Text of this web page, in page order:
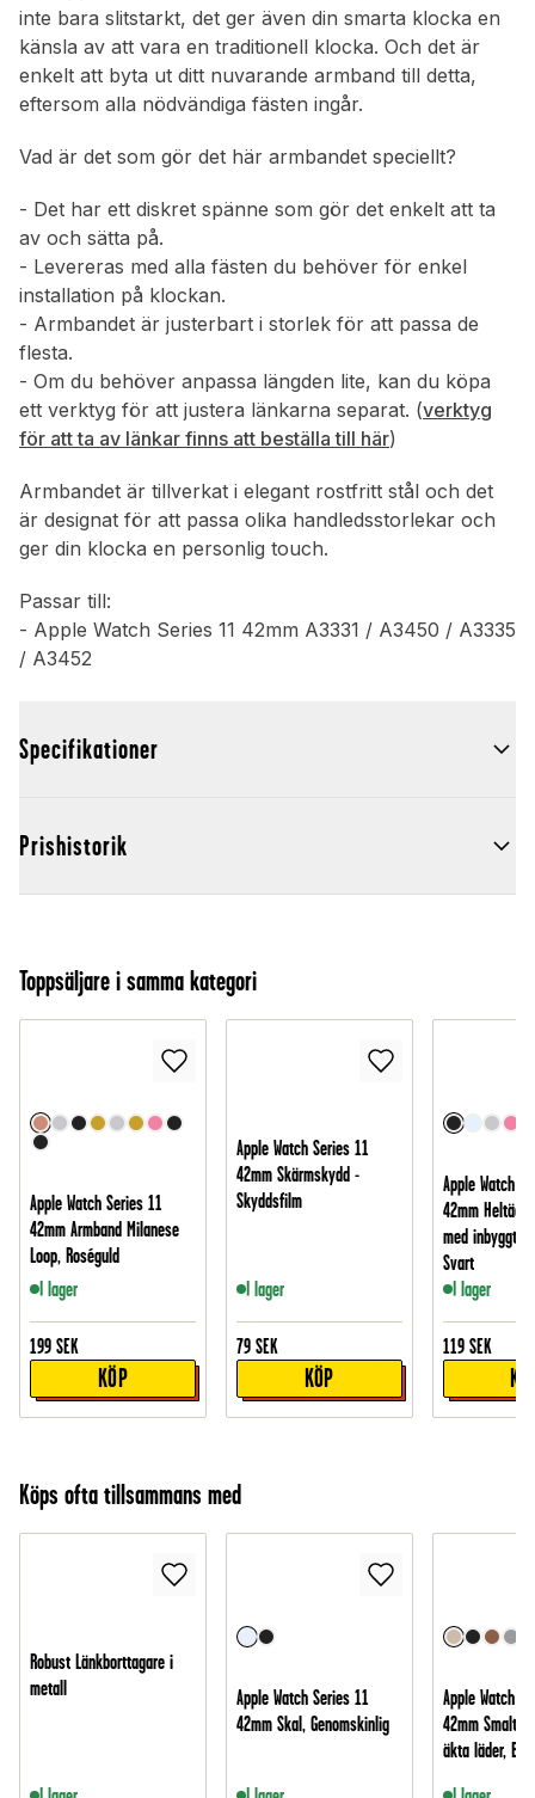
inte bara slitstarkt, det ger även din smarta klocka en
känsla av att vara en traditionell klocka. Och det är
enkelt att byta ut ditt nuvarande armband till detta,
eftersom alla nödvändiga fästen ingår.
Vad är det som gör det här armbandet speciellt?
- Det har ett diskret spänne som gör det enkelt att ta
av och sätta på.
- Levereras med alla fästen du behöver för enkel
installation på klockan.
- Armbandet är justerbart i storlek för att passa de
flesta.
- Om du behöver anpassa längden lite, kan du köpa
ett verktyg för att justera länkarna separat. (verktyg
för att ta av länkar finns att beställa till här)
Armbandet är tillverkat i elegant rostfritt stål och det
är designat för att passa olika handledsstorlekar och
ger din klocka en personlig touch.
Passar till:
- Apple Watch Series 11 42mm A3331 / A3450 / A3335
/ A3452
Specifikationer
Prishistorik
Toppsäljare i samma kategori
Apple Watch Series 11
42mm Armband Milanese
Loop, Roséguld
I lager
199 SEK
KÖP
Apple Watch Series 11
42mm Skärmskydd -
Skyddsfilm
I lager
79 SEK
KÖP
Apple Watch
42mm
med inbyggt
Svart
I lager
119 SEK
Köps ofta tillsammans med
Robust Länkborttagare i
metall
Apple Watch Series 11
42mm Skal, Genomskinlig
Apple Watch
42mm Smalt
äkta läder,